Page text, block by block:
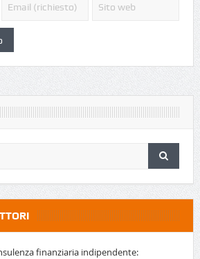
finanziaria indipendente: